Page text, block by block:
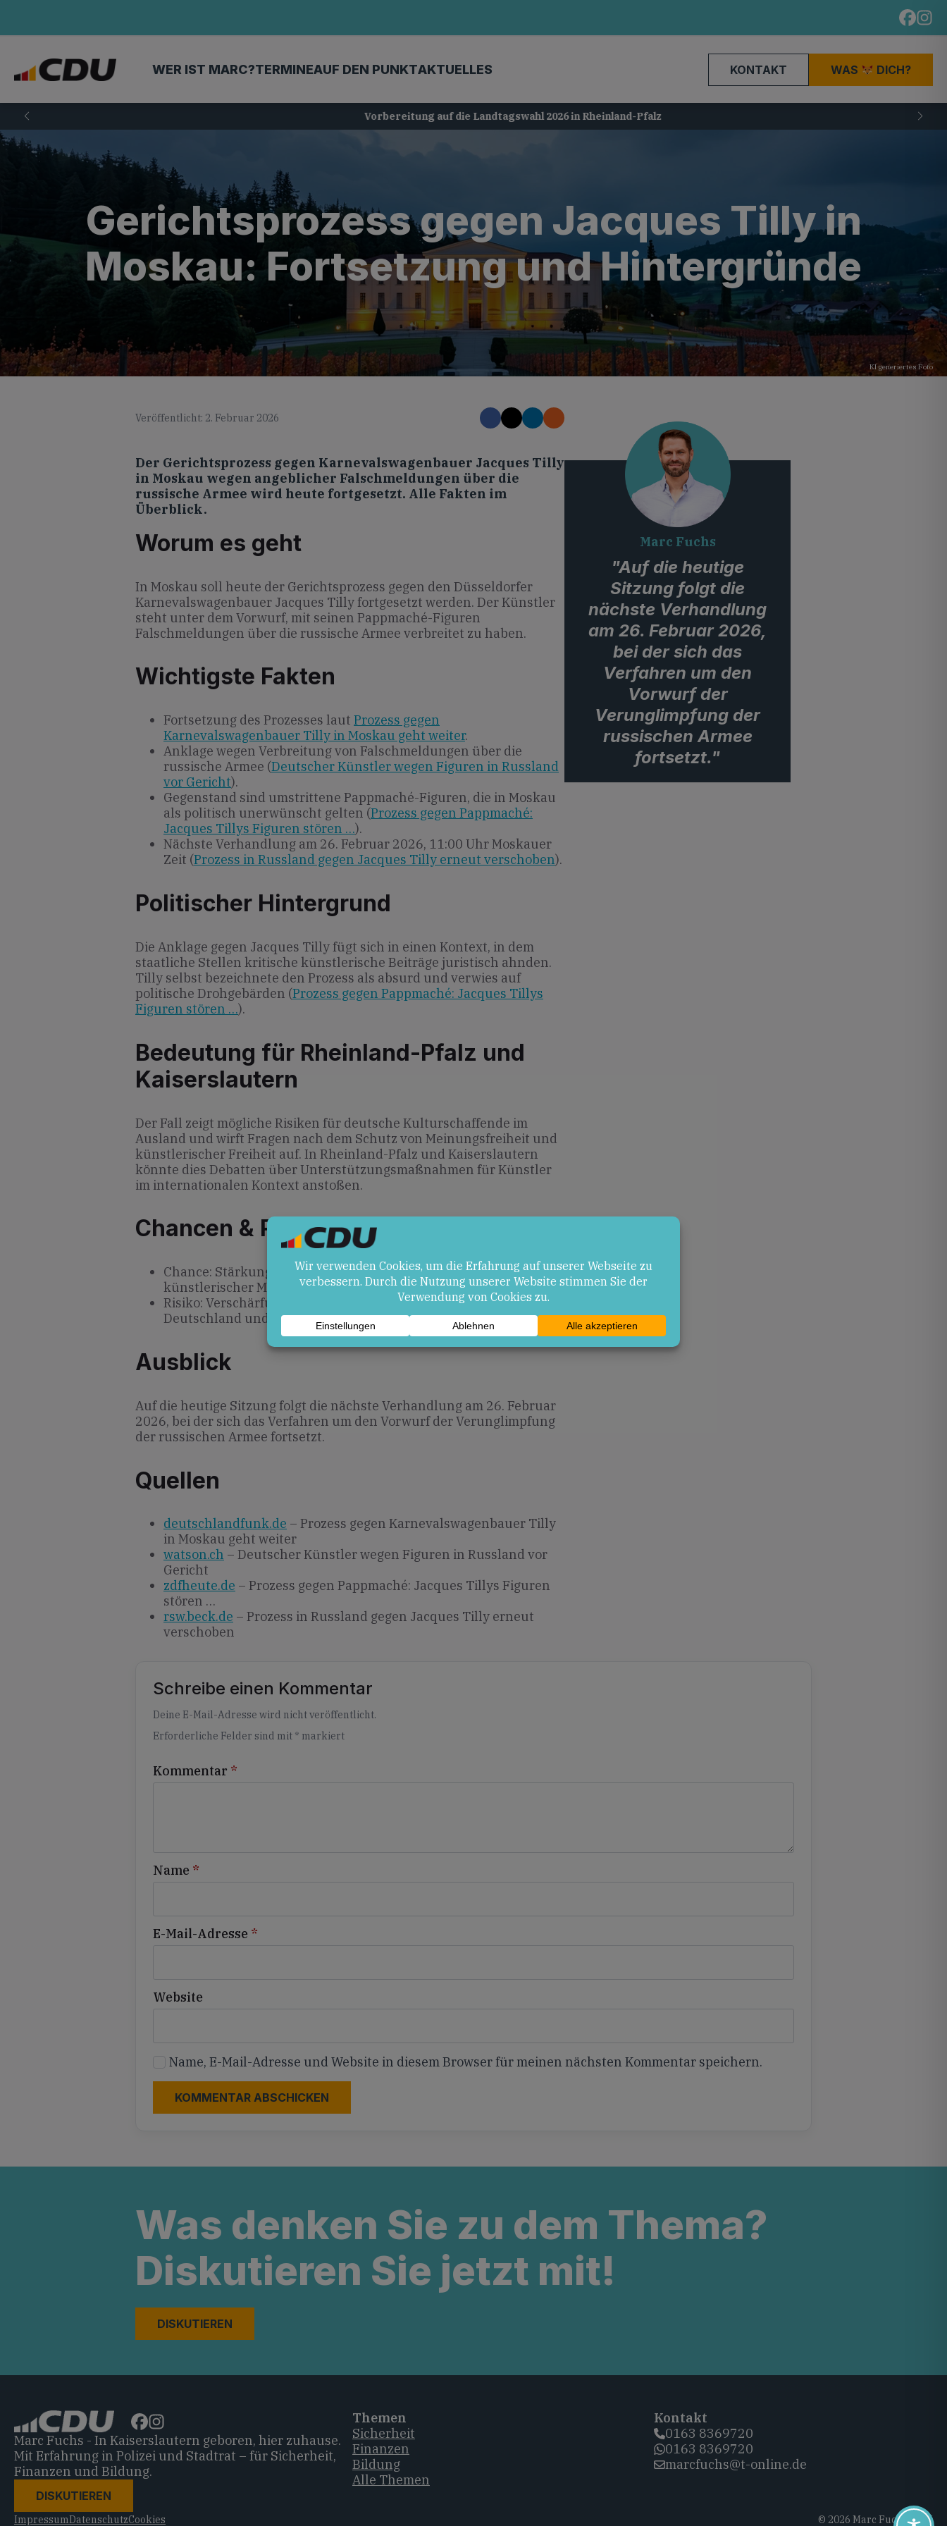
WER IST MARC?TERMINEAUF DEN PUNKTAKTUELLES KONTAKT WAS DICH?
Vorbereitung auf die Landtagswahl 2026 in Rheinland-Pfalz
Gerichtsprozess gegen Jacques Tilly in
Moskau: Fortsetzung und Hintergründe
KI generiertes Foto
Veröffentlicht: 2. Februar 2026
Der Gerichtsprozess gegen Karnevalswagenbauer Jacques Tilly
in Moskau wegen angeblicher Falschmeldungen über die
russische Armee wird heute fortgesetzt. Alle Fakten im
Überblick.
Worum es geht
In Moskau soll heute der Gerichtsprozess gegen den Düsseldorfer
Karnevalswagenbauer Jacques Tilly fortgesetzt werden. Der Künstler
steht unter dem Vorwurf, mit seinen Pappmaché-Figuren
Falschmeldungen über die russische Armee verbreitet zu haben.
Wichtigste Fakten
Fortsetzung des Prozesses laut Prozess gegen
Karnevalswagenbauer Tilly in Moskau geht weiter.
Anklage wegen Verbreitung von Falschmeldungen über die
russische Armee (Deutscher Künstler wegen Figuren in Russland
vor Gericht).
Gegenstand sind umstrittene Pappmaché-Figuren, die in Moskau
als politisch unerwünscht gelten (Prozess gegen Pappmaché:
Jacques Tillys Figuren stören …).
Nächste Verhandlung am 26. Februar 2026, 11:00 Uhr Moskauer
Zeit (Prozess in Russland gegen Jacques Tilly erneut verschoben).
Politischer Hintergrund
Die Anklage gegen Jacques Tilly fügt sich in einen Kontext, in dem
staatliche Stellen kritische künstlerische Beiträge juristisch ahnden.
Tilly selbst bezeichnete den Prozess als absurd und verwies auf
politische Drohgebärden (Prozess gegen Pappmaché: Jacques Tillys
Figuren stören …).
Bedeutung für Rheinland-Pfalz und
Kaiserslautern
Der Fall zeigt mögliche Risiken für deutsche Kulturschaffende im
Ausland und wirft Fragen nach dem Schutz von Meinungsfreiheit und
künstlerischer Freiheit auf. In Rheinland-Pfalz und Kaiserslautern
könnte dies Debatten über Unterstützungsmaßnahmen für Künstler
im internationalen Kontext anstoßen.
Chancen & Risiken
Chance: Stärkung des Bewusstseins für die Bedeutung
künstlerischer Meinungsäußerung.
Risiko: Verschärfung diplomatischer Spannungen zwischen
Deutschland und Russland.
Ausblick
Auf die heutige Sitzung folgt die nächste Verhandlung am 26. Februar
2026, bei der sich das Verfahren um den Vorwurf der Verunglimpfung
der russischen Armee fortsetzt.
Quellen
deutschlandfunk.de – Prozess gegen Karnevalswagenbauer Tilly
in Moskau geht weiter
watson.ch – Deutscher Künstler wegen Figuren in Russland vor
Gericht
zdfheute.de – Prozess gegen Pappmaché: Jacques Tillys Figuren
stören …
rsw.beck.de – Prozess in Russland gegen Jacques Tilly erneut
verschoben
Marc Fuchs
"Auf die heutige
Sitzung folgt die
nächste Verhandlung
am 26. Februar 2026,
bei der sich das
Verfahren um den
Vorwurf der
Verunglimpfung der
russischen Armee
fortsetzt."
Schreibe einen Kommentar
Deine E-Mail-Adresse wird nicht veröffentlicht.
Erforderliche Felder sind mit * markiert
Kommentar *
Name *
E-Mail-Adresse *
Website
Name, E-Mail-Adresse und Website in diesem Browser für meinen nächsten Kommentar speichern.
Alternative:
Was denken Sie zu dem Thema?
Diskutieren Sie jetzt mit!
DISKUTIEREN
Marc Fuchs - In Kaiserslautern geboren, hier zuhause.
Mit Erfahrung in Polizei und Stadtrat – für Sicherheit,
Finanzen und Bildung.
DISKUTIEREN
Themen
Sicherheit
Finanzen
Bildung
Alle Themen
Kontakt
0163 8369720‬
0163 8369720‬
marcfuchs@t-online.de
ImpressumDatenschutzCookies © 2026 Marc Fuchs, CDU